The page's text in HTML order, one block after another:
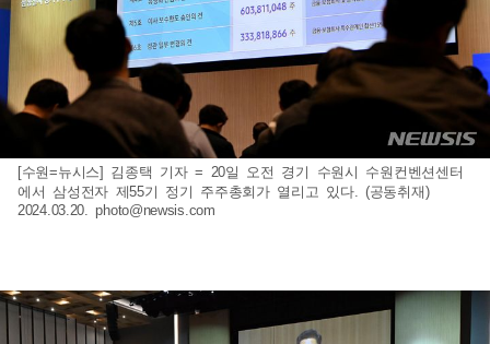
[수원=뉴시스] 김종택 기자 = 20일 오전 경기 수원시 수원컨벤션센터
에서 삼성전자 제55기 정기 주주총회가 열리고 있다. (공동취재)
2024.03.20.photo@newsis.com